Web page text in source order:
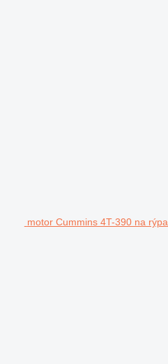
motor Cummins 4T-390 na